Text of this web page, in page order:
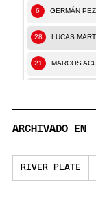
ARCHIVADO EN
RIVER PLATE